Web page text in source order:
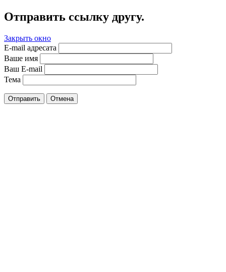
Отправить ссылку другу.
Закрыть окно
E-mail адресата
Ваше имя
Ваш E-mail
Тема
Отправить Отмена